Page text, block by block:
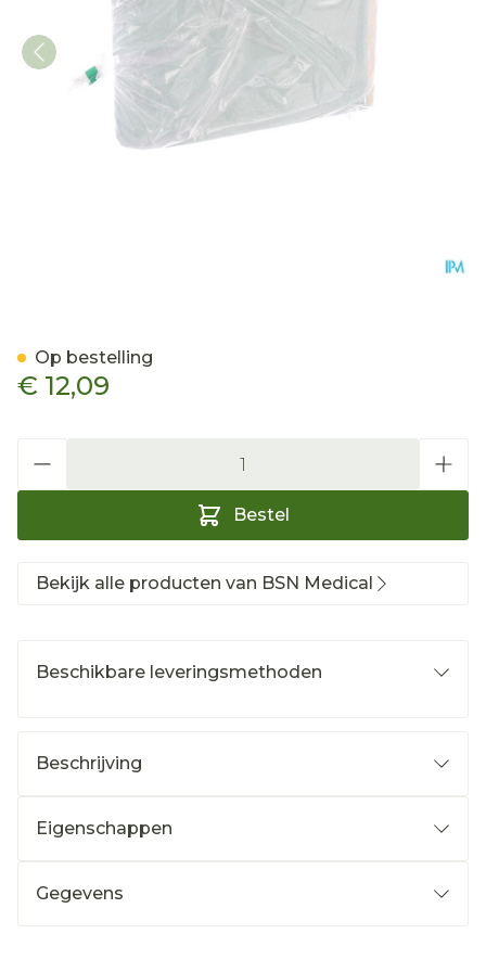
€ 12,09
Bestel
Op bestelling
Bekijk alle producten van BSN Medical
Beschikbare leveringsmethoden
Beschrijving
Eigenschappen
Gegevens